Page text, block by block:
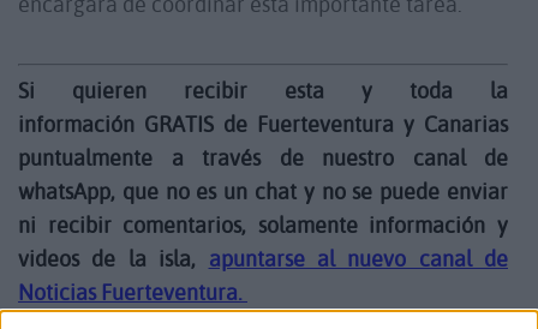
Si quieren recibir esta y toda la
información GRATIS de Fuerteventura y Canarias
puntualmente a través de nuestro canal de
whatsApp, que no es un chat y no se puede enviar
ni recibir comentarios, solamente información y
videos de la isla, apuntarse al nuevo canal de
Noticias Fuerteventura.